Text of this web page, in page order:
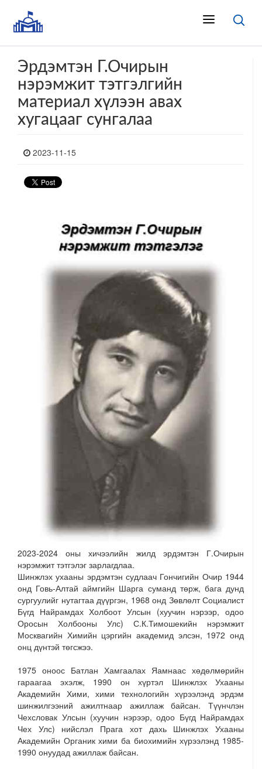
Эрдэмтэн Г.Очирын
нэрэмжит тэтгэлгийн
материал хүлээн авах
хугацааг сунгалаа
2023-11-15
2023-2024 оны хичээлийн жилд эрдэмтэн Г.Очирын
нэрэмжит тэтгэлэг зарлагдлаа.
Шинжлэх ухааны эрдэмтэн судлаач Гончигийн Очир 1944
онд Говь-Алтай аймгийн Шарга суманд төрж, бага дунд
сургуулийг нутагтаа дүүргэн, 1968 онд Зөвлөлт Социалист
Бүгд Найрамдах Холбоот Улсын (хуучин нэрээр, одоо
Оросын Холбооны Улс) С.К.Тимошекийн нэрэмжит
Москвагийн Химийн цэргийн академид элсэн, 1972 онд
онц дүнтэй төгсжээ.
1975 оноос Батлан Хамгаалах Яамнаас хөдөлмөрийн
гараагаа эхэлж, 1990 он хүртэл Шинжлэх Ухааны
Академийн Хими, хими технологийн хүрээлэнд эрдэм
шинжилгээний ажилтнаар ажиллаж байсан. Түүнчлэн
Чехсловак Улсын (хуучин нэрээр, одоо Бүгд Найрамдах
Чех Улс) нийслэл Прага хот дахь Шинжлэх Ухааны
Академийн Органик хими ба биохимийн хүрээлэнд 1985-
1990 онуудад ажиллаж байсан.